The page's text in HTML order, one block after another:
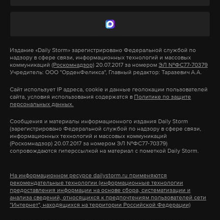
1/3
«Мы не можем использовать определения из
ликбез для аборигенов: «хорошо, плохо и совсем
плохо». Право в нашей и американской
ментальности — это разные понятия. Мы не
апреля, после первых слухов об отставке
традиционные видеотрансляции.
области.Его преемник уже через несколько дней
распустил региональное правительство.
От Шуваева в местных каналах ждали похожего
шага, а еще до его назначения блогеры писали о
помочь экс-губернатор и бывший сенатор от
региона Евгений Савченко. Однако врио пока не
Издание «Daily Storm» зарегистрировано Федеральной службой по
надзору в сфере связи, информационных технологий и массовых
коммуникаций (Роскомнадзор) 20.07.2017 за номером ЭЛ №ФС77-70379
Учредитель: ООО "ОрденФеликса", Главный редактор: Таразевич А.А.
Сайт использует IP адреса, cookie и данные геолокации пользователей
сайта, условия использования содержатся в Политике по защите
персональных данных.
Сообщения и материалы информационного издания Daily Storm
(зарегистрировано Федеральной службой по надзору в сфере связи,
информационных технологий и массовых коммуникаций
(Роскомнадзор) 20.07.2017 за номером ЭЛ №ФС77-70379)
сопровождаются гиперссылкой на материал с пометкой Daily Storm.
На информационном ресурсе dailystorm.ru применяются
рекомендательные технологии (информационные технологии
предоставления информации на основе сбора, систематизации и
анализа сведений, относящихся к предпочтениям пользователей сети
"Интернет", находящихся на территории Российской Федерации)